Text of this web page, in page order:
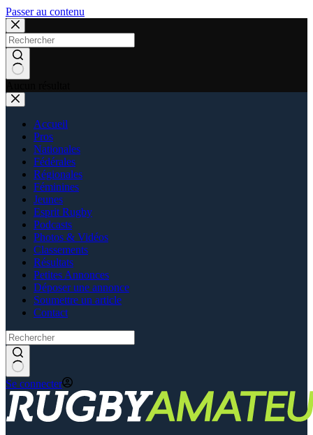
Passer au contenu
Accueil
Pros
Nationales
Fédérales
Régionales
Féminines
Jeunes
Esprit Rugby
Podcasts
Photos & Vidéos
Classements
Résultats
Petites Annonces
Déposer une annonce
Soumettre un article
Contact
Se connecter